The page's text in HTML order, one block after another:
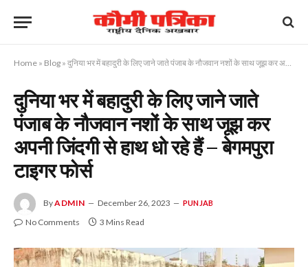
Home » Blog » दुनिया भर में बहादुरी के लिए जाने जाते पंजाब के नौजवान नशों के साथ जूझ कर अपनी जिंदगी से हाथ धो रहे हैं – बेगमपुरा टाइगर फोर्स
दुनिया भर में बहादुरी के लिए जाने जाते
पंजाब के नौजवान नशों के साथ जूझ कर
अपनी जिंदगी से हाथ धो रहे हैं – बेगमपुरा
टाइगर फोर्स
ByADMIN December 26, 2023 PUNJAB
No Comments 3 Mins Read